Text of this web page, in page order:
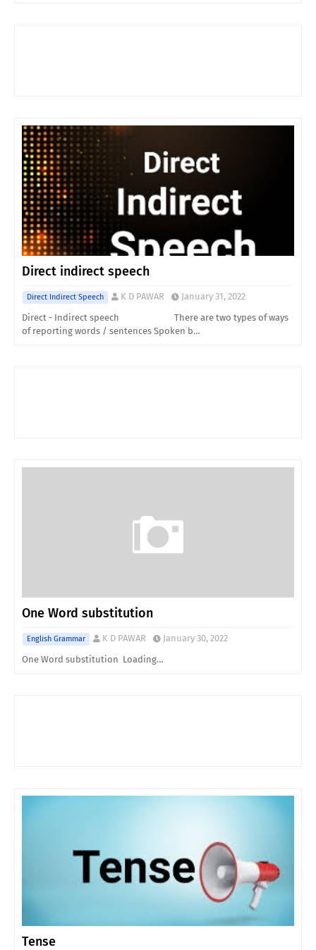
Direct indirect speech
Direct Indirect Speech K D PAWAR
January 31, 2022
Direct - Indirect speech There are two types of ways
of reporting words / sentences Spoken b…
One Word substitution
English Grammar K D PAWAR
January 30, 2022
One Word substitution Loading…
Tense